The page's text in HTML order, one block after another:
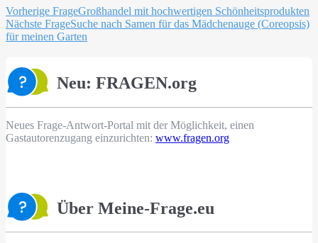
Beitragsnavigation
Vorherige FrageGroßhandel mit hochwertigen Schönheitsprodukten
Nächste FrageSuche nach Samen für das Mädchenauge (Coreopsis)
für meinen Garten
Neu: FRAGEN.org
Neues Frage-Antwort-Portal mit der Möglichkeit, einen
Gastautorenzugang einzurichten: www.fragen.org
Über Meine-Frage.eu